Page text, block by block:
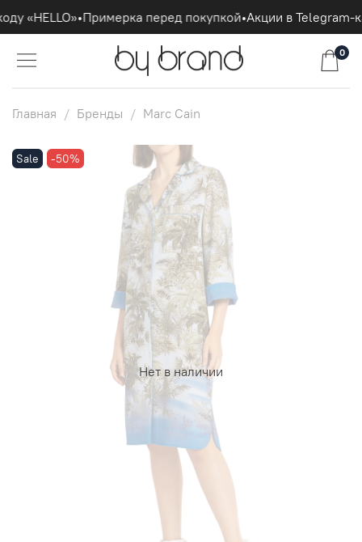
«HELLO»•Примерка перед покупкой•Акции в Telegram-
0
Главная Бренды Marc Cain
Нет в наличии
Sale -50%